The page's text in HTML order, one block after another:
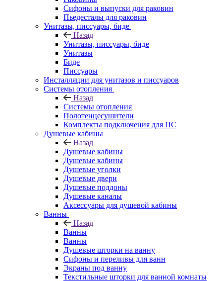
Сифоны и выпуски для раковин
Пьедесталы для раковин
Унитазы, писсуары, биде
Назад
Унитазы, писсуары, биде
Унитазы
Биде
Писсуары
Инсталляции для унитазов и писсуаров
Системы отопления
Назад
Системы отопления
Полотенцесушители
Комплекты подключения для ПС
Душевые кабины
Назад
Душевые кабины
Душевые кабины
Душевые уголки
Душевые двери
Душевые поддоны
Душевые каналы
Аксессуары для душевой кабины
Ванны
Назад
Ванны
Ванны
Душевые шторки на ванну
Сифоны и переливы для ванн
Экраны под ванну
Текстильные шторки для ванной комнаты